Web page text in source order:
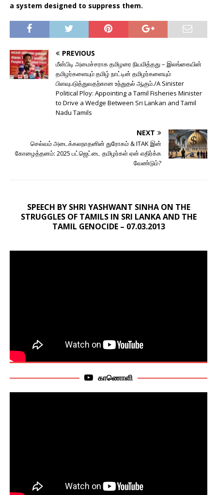
a system designed to suppress them.
PREVIOUS
மீன்பிடி அமைச்சராக தமிழரை நியமித்தது – இலங்கையின்
தமிழர்களையும் தமிழ் நாட்டின் தமிழர்களையும்
பிளவுபடுத்துவதற்கான உந்துதல் ஆகும்./A Sinister
Political Ploy: Appointing a Tamil Fisheries Minister
to Drive a Wedge Between Sri Lankan and Tamil
Nadu Tamils
NEXT
செல்வம் அடைக்கலநாதனின் துரோகம் & ITAK இன்
கோழைத்தனம்: 2025 பட்ஜெட்டை தமிழர்கள் ஏன் எதிர்க்க
வேண்டும்?
SPEECH BY SHRI YASHWANT SINHA ON THE
STRUGGLES OF TAMILS IN SRI LANKA AND THE
TAMIL GENOCIDE – 07.03.2013
காணொளி